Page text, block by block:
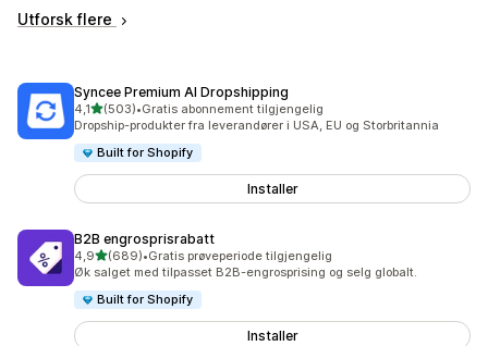
Utforsk flere
Syncee Premium AI Dropshipping
4,1av 5 stjerner
(503)
Totalt 503 omtaler
•Gratis abonnement tilgjengelig
Dropship-produkter fra leverandører i USA, EU og Storbritannia
Built for Shopify
Installer
B2B engrosprisrabatt
4,9av 5 stjerner
(689)
Totalt 689 omtaler
•Gratis prøveperiode tilgjengelig
Øk salget med tilpasset B2B-engrosprising og selg globalt.
Built for Shopify
Installer